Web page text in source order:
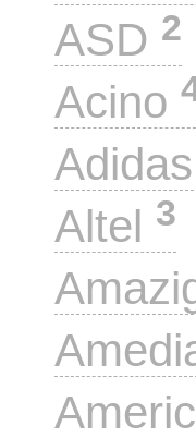
ASD 2
Acino
Adidas
Altel 3